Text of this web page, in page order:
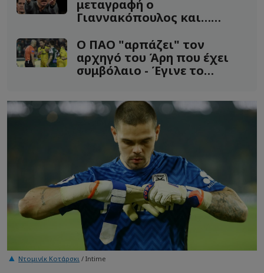
μεταγραφή ο
Γιαννακόπουλος και…
Ο ΠΑΟ "αρπάζει" τον
αρχηγό του Άρη που έχει
συμβόλαιο - Έγινε το
Ντομινίκ Κοτάρσκι / Intime